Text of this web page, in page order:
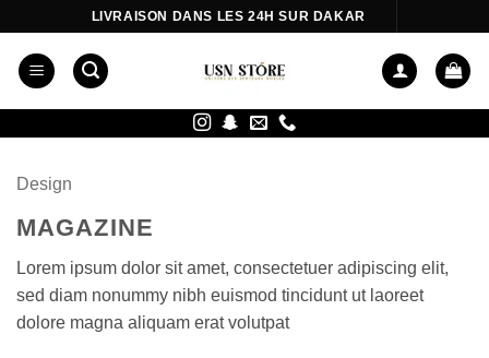
contenu
LIVRAISON DANS LES 24H SUR DAKAR
Design
MAGAZINE
Lorem ipsum dolor sit amet, consectetuer adipiscing elit,
sed diam nonummy nibh euismod tincidunt ut laoreet
dolore magna aliquam erat volutpat